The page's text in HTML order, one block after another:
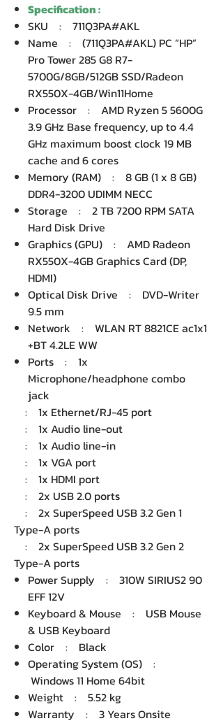
Specification :
SKU : 711Q3PA#AKL
Name : (711Q3PA#AKL) PC “HP”
Pro Tower 285 G8 R7-
5700G/8GB/512GB SSD/Radeon
RX550X-4GB/Win11Home
Processor : AMD Ryzen 5 5600G
3.9 GHz Base frequency, up to 4.4
GHz maximum boost clock 19 MB
cache and 6 cores
Memory (RAM) : 8 GB (1 x 8 GB)
DDR4-3200 UDIMM NECC
Storage : 2 TB 7200 RPM SATA
Hard Disk Drive
Graphics (GPU) : AMD Radeon
RX550X-4GB Graphics Card (DP,
HDMI)
Optical Disk Drive : DVD-Writer
9.5 mm
Network : WLAN RT 8821CE ac1x1
+BT 4.2LE WW
Ports : 1x
Microphone/headphone combo
jack
: 1x Ethernet/RJ-45 port
: 1x Audio line-out
: 1x Audio line-in
: 1x VGA port
: 1x HDMI port
: 2x USB 2.0 ports
: 2x SuperSpeed USB 3.2 Gen 1
Type-A ports
: 2x SuperSpeed USB 3.2 Gen 2
Type-A ports
Power Supply : 310W SIRIUS2 90
EFF 12V
Keyboard & Mouse : USB Mouse
& USB Keyboard
Color : Black
Operating System (OS) :
Windows 11 Home 64bit
Weight : 5.52 kg
Warranty : 3 Years Onsite